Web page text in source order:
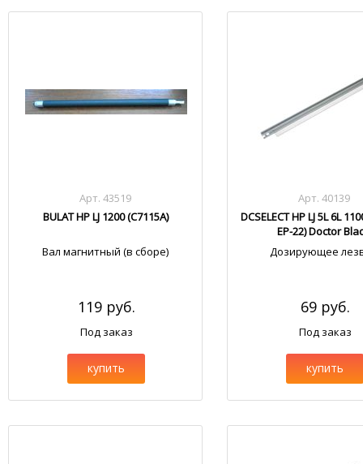
Арт. 43519
BULAT HP LJ 1200 (С7115А)
Вал магнитный (в сборе)
119 руб.
Под заказ
купить
Арт. 40139
DCSELECT HP LJ 5L 6L
EP-22) Doctor
Дозирующее
69 руб.
Под заказ
купить